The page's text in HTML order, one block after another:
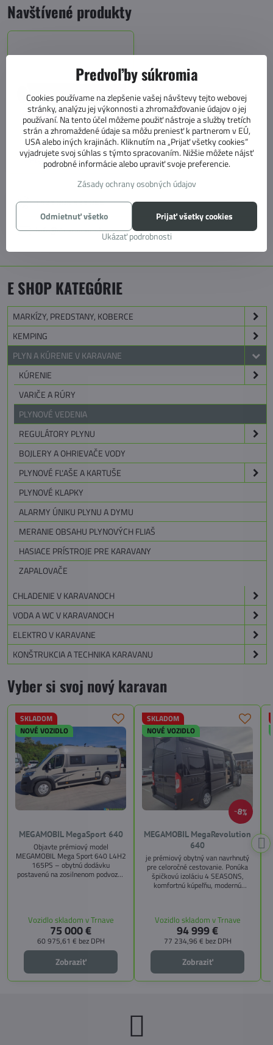
Navštívené produkty
Plynová rúra 8/10mm
+421 905 531 966
info@4caravan.sk
E SHOP KATEGÓRIE
MARKÍZY, PREDSTANY, KOBERCE
KEMPING
PLYN A KÚRENIE V KARAVANE
KÚRENIE
VARIČE A RÚRY
PLYNOVÉ VEDENIA
REGULÁTORY PLYNU
BOJLERY A OHRIEVAČE VODY
PLYNOVÉ FĽAŠE A KARTUŠE
PLYNOVÉ KLAPKY
ALARMY ÚNIKU PLYNU A DYMU
MERANIE OBSAHU PLYNOVÝCH FLIAŠ
HASIACE PRÍSTROJE PRE KARAVANY
ZAPALOVAČE
CHLADENIE V KARAVANOCH
VODA A WC V KARAVANOCH
ELEKTRO V KARAVANE
KONŠTRUKCIA A TECHNIKA KARAVANU
Vyber si svoj nový karavan
SKLADOM
NOVÉ VOZIDLO
MEGAMOBIL MegaSport 640
Objavte prémiový model
MEGAMOBIL Mega Sport 640 L4H2
165PS – obytnú dodávku
postavenú na zosilnenom podvozku
pozdĺžnemu lôžku a možnosti
doplniť predné prídavné lôžko.
Vozidlo skladom v Trnave
75 000 €
60 975,61 € bez DPH
Zobraziť
8%
SKLADOM
NOVÉ VOZIDLO
MEGAMOBIL MegaRevolution
640
je prémiový obytný van navrhnutý
pre celoročné cestovanie. Ponúka
špičkovú izoláciu 4 SEASONS,
komfortnú kúpeľňu, modernú
CITY, TECHNO, SICHERHEIT a
MEGA WINTER získate maximálnu
bezpečnosť, pohodlie a
technologické inovácie. Ideálna
voľba pre tých, ktorí hľadajú luxus,
funkčnosť a slobodu na cestách.
Vozidlo skladom v Trnave
94 999 €
77 234,96 € bez DPH
Zobraziť
Predvoľby súkromia
Cookies používame na zlepšenie vašej návštevy tejto webovej
stránky, analýzu jej výkonnosti a zhromažďovanie údajov o jej
používaní. Na tento účel môžeme použiť nástroje a služby tretích
strán a zhromaždené údaje sa môžu preniesť k partnerom v EÚ,
USA alebo iných krajinách. Kliknutím na „Prijať všetky cookies“
vyjadrujete svoj súhlas s týmto spracovaním. Nižšie môžete nájsť
podrobné informácie alebo upraviť svoje preferencie.
Zásady ochrany osobných údajov
Ukázať podrobnosti
Prijať všetky cookies
Odmietnuť všetko